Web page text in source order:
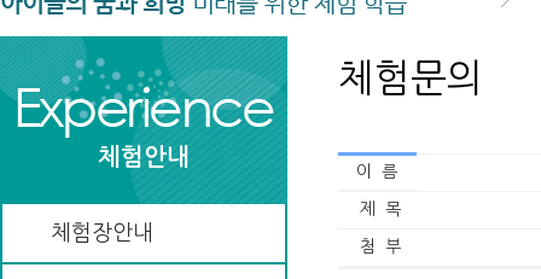
체험안내
체험장안내
체험문의
이 름
제 목
첨 부